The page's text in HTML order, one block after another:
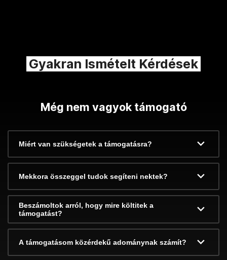
Gyakran Ismételt Kérdések
Még nem vagyok támogató
Miért van szükségetek a támogatásra?
Mekkora összeggel tudok segíteni nektek?
Beszámoltok arról, hogy mire költitek a
támogatást?
A támogatásom közérdekű adománynak számít?